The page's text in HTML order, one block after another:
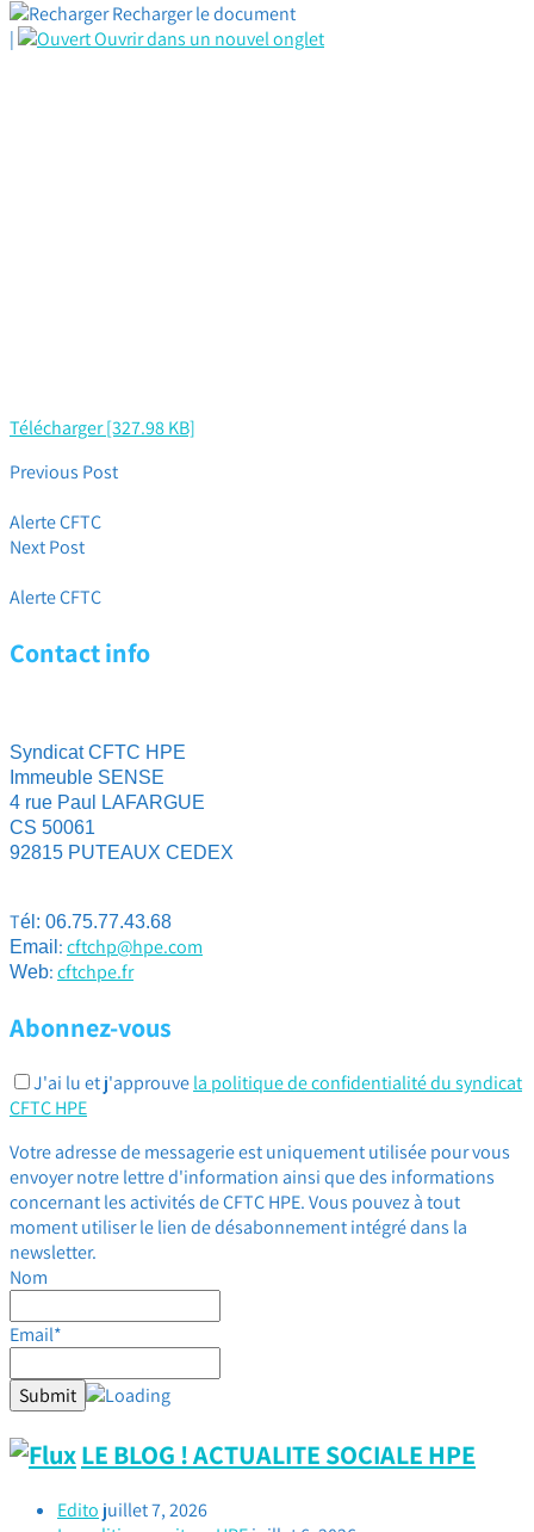
Recharger le document
|
Ouvrir dans un nouvel onglet
Télécharger [327.98 KB]
Previous Post
Alerte CFTC
Next Post
Alerte CFTC
Contact info
Syndicat CFTC HPE
Immeuble SENSE
4 rue Paul LAFARGUE
CS 50061
92815 PUTEAUX CEDEX
Tél: 06.75.77.43.68
Email :cftchp@hpe.com
Web:cftchpe.fr
Abonnez-vous
J'ai lu et j'approuvela politique de confidentialité du syndicat
CFTC HPE
Votre adresse de messagerie est uniquement utilisée pour vous
envoyer notre lettre d'information ainsi que des informations
concernant les activités de CFTC HPE. Vous pouvez à tout
moment utiliser le lien de désabonnement intégré dans la
newsletter.
Nom
Email*
LE BLOG ! ACTUALITE SOCIALE HPE
Edito juillet 7, 2026